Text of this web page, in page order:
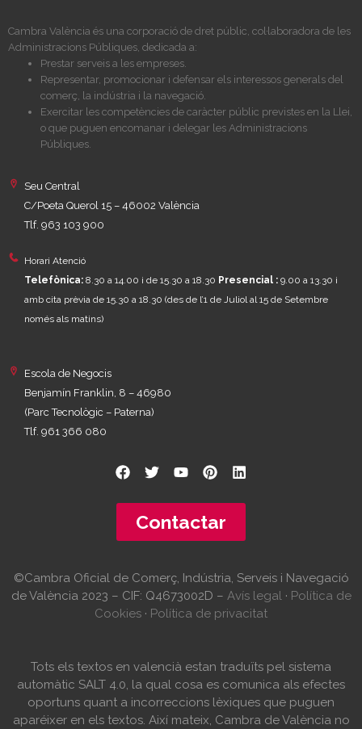
Cambra València és una corporació de dret públic, col·laboradora de les
Administracions Públiques, dedicada a:
Prestar serveis a les empreses.
Representar, promocionar i defensar els interessos generals del
comerç, la indústria i la navegació.
Exercitar les competències de caràcter públic previstes en la Llei,
o que puguen encomanar i delegar les Administracions
Públiques.
Seu Central
C/Poeta Querol 15 – 46002 València
Tlf. 963 103 900
Horari Atenció
Telefònica: 8.30 a 14.00 i de 15.30 a 18.30 Presencial : 9.00 a 13.30 i
amb cita prèvia de 15.30 a 18.30 (des de l’1 de Juliol al 15 de Setembre
només als matins)
Escola de Negocis
Benjamín Franklin, 8 – 46980
(Parc Tecnològic – Paterna)
Tlf. 961 366 080
Contactar
©Cambra Oficial de Comerç, Indústria, Serveis i Navegació
de València 2023 – CIF: Q4673002D – Avís legal· Política de
Cookies · Política de privacitat
Tots els textos en valencià estan traduïts pel sistema
automàtic SALT 4.0, la qual cosa es comunica als efectes
oportuns quant a incorreccions lèxiques que puguen
aparéixer en els textos. Així mateix, Cambra de València no